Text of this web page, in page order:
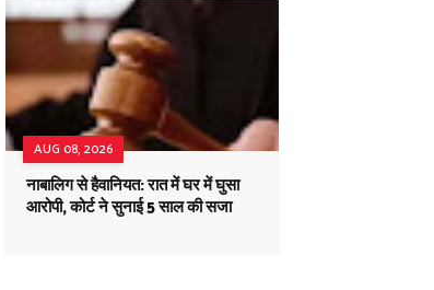
AUG 08, 2026
नाबालिग से हैवानियत: रात में घर में घुसा
आरोपी, कोर्ट ने सुनाई 5 साल की सजा